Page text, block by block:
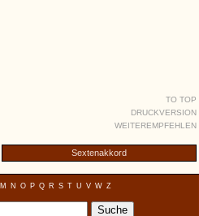
TO TOP
DRUCKVERSION
WEITEREMPFEHLEN
Sextenakkord
M N O P Q R S T U V W Z